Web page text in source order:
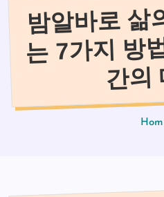
밤알바로 삶
는 7가지 방
간의